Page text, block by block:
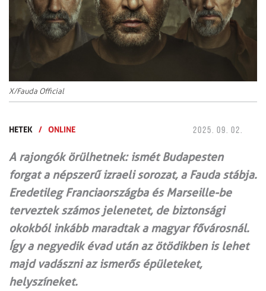
X/Fauda Official
HETEK / ONLINE 2025. 09. 02.
A rajongók örülhetnek: ismét Budapesten
forgat a népszerű izraeli sorozat, a Fauda stábja.
Eredetileg Franciaországba és Marseille-be
terveztek számos jelenetet, de biztonsági
okokból inkább maradtak a magyar fővárosnál.
Így a negyedik évad után az ötödikben is lehet
majd vadászni az ismerős épületeket,
helyszíneket.